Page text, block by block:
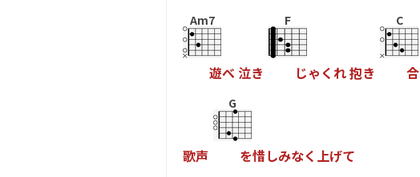
Am7
遊べ 泣き
F
じゃ く れ抱き
C
合
歌声
G
を惜しみなく 上げて